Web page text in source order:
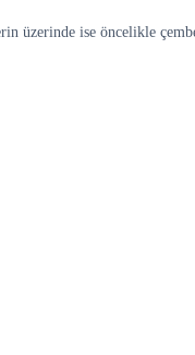
üzerinde ise öncelikle